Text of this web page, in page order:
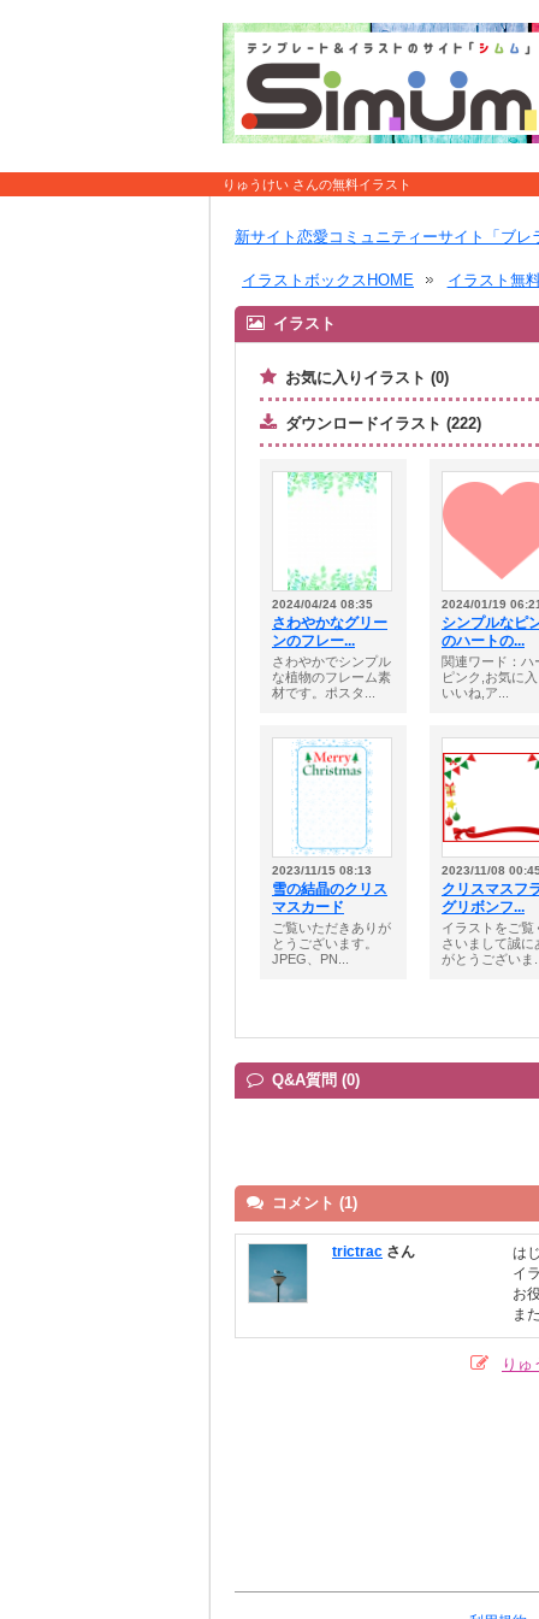
りゅうけい さんの無料イラスト
新サイト恋愛コミュニティーサイト「ブレ
イラストボックスHOME イラスト無
イラスト
お気に入りイラスト (0)
ダウンロードイラスト (222)
2024/04/24 08:35
さわやかなグリー
ンのフレー...
さわやかでシンプル
な植物のフレーム素
材です。ポスタ...
2024/01/19
シンプルなピ
のハートの...
関連ワード：ハ
ピンク,お気に
いいね,ア...
2023/11/15 08:13
雪の結晶のクリス
マスカード
ご覧いただきありが
とうございます。
JPEG、PN...
2023/11/08
クリスマスフ
グリボンフ...
イラストをご覧
さいまして誠に
がとうございま
Q&A質問 (0)
コメント (1)
trictrac さん
は
イ
お
ま
りゅ